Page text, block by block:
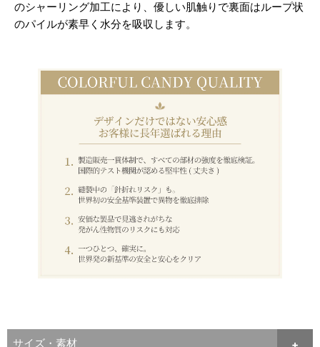
のシャーリング加工により、優しい肌触りで裏面はループ状
のパイルが素早く水分を吸収します。
サイズ・素材